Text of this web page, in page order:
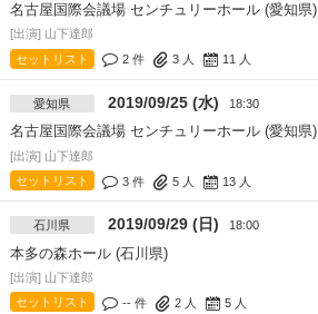
名古屋国際会議場 センチュリーホール (愛知県)
[出演] 山下達郎
セットリスト
2 件 3人 11 人
愛知県 2019/09/25 (水) 18:30
名古屋国際会議場 センチュリーホール (愛知県)
[出演] 山下達郎
セットリスト
3 件 5人 13人
石川県 2019/09/29 (日) 18:00
本多の森ホール (石川県)
[出演] 山下達郎
セットリスト
-- 件 2人 5人